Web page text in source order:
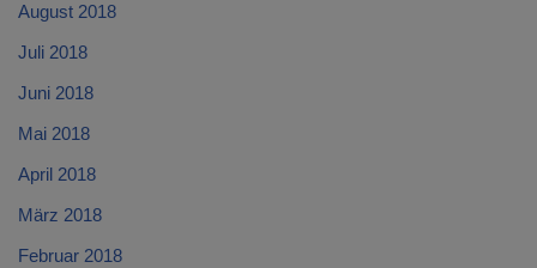
August 2018
Juli 2018
Juni 2018
Mai 2018
April 2018
März 2018
Februar 2018